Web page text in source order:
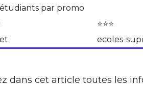
par promo
⭐⭐⭐
ecoles-
dans cet article toutes les